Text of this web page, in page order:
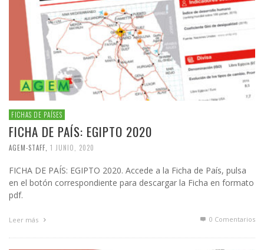
FICHAS DE PAÍSES
FICHA DE PAÍS: EGIPTO 2020
AGEM-STAFF 1 JUNIO, 2020
FICHA DE PAÍS: EGIPTO 2020. Accede a la Ficha de País, pulsa
en el botón correspondiente para descargar la Ficha en formato
pdf.
Leer más 0 Comentarios